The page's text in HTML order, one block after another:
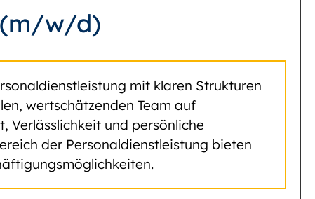
(m/w/d)
mit klaren Strukturen
wertschätzenden Team auf
Verlässlichkeit und persönliche
der Personaldienstleistung bieten